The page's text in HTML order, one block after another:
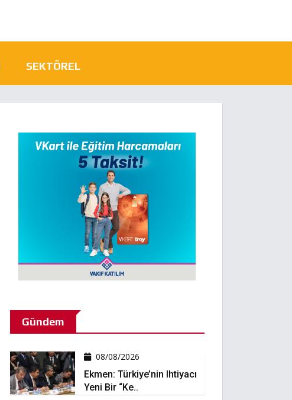
SEKTÖREL
Gündem
08/08/2026
Ekmen: Türkiye’nin Ihtiyacı
Yeni Bir “ke..